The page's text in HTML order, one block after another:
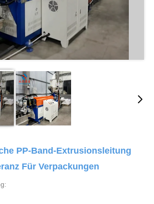
PP-Band-Extrusionsleitung
Für Verpackungen